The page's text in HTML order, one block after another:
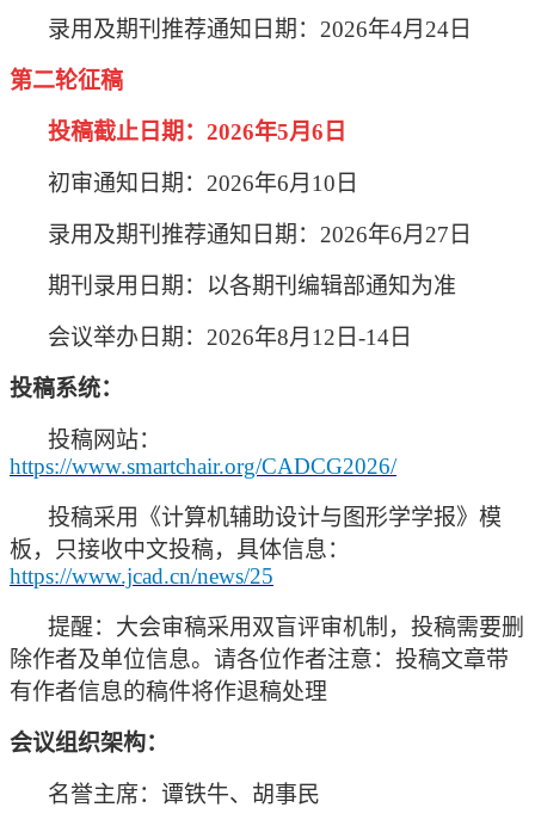
录用及期刊推荐通知日期： 2026年4月24日
第二轮征稿
投稿截止日期： 2026年5月6日
初审通知日期： 2026年6月10日
录用及期刊推荐通知日期： 2026年6月27日
期刊录用日期：以各期刊编辑部通知为准
会议举办日期： 2026年8月12日-14日
投稿系统：
投稿网站：
https://www.smartchair.org/CADCG2026/
投稿采用《计算机辅助设计与图形学学报》模
板，只接收中文投稿，具体信息：
https://www.jcad.cn/news/25
提醒：大会审稿采用双盲评审机制，投稿需要删
除作者及单位信息。请各位作者注意：投稿文章带
有作者信息的稿件将作退稿处理
会议组织架构：
名誉主席：谭铁牛、胡事民